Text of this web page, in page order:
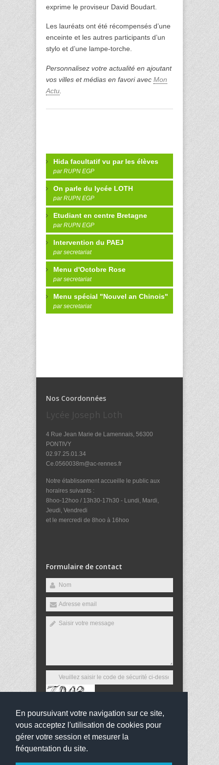
En poursuivant votre navigation sur ce site,
vous acceptez l'utilisation de cookies pour
gérer votre session et mesurer la
fréquentation du site.
exprime le proviseur David Boudart.
Les lauréats ont été récompensés d’une
enceinte et les autres participants d’un
stylo et d’une lampe-torche.
Personnalisez votre actualité en ajoutant
vos villes et médias en favori avec Mon
Actu
Hida facultatif vu par les élèves
par RUPN EGP
On parle du lycée LOTH
par RUPN EGP
Etudiant en centre Bretagne
par RUPN EGP
Intervention du PAEJ
par secretariat
Menu d'Octobre Rose
par secretariat
Menu spécial "Nouvel an Chinois"
par secretariat
Nos Coordonnées
Lycée Joseph Loth
4 Rue Jean Marie de Lamennais, 56300
PONTIVY
02.97.25.01.34
Ce.0560038m@ac-rennes.fr
Notre établissement accueille le public aux
horaires suivants :
8hoo-12hoo / 13h30-17h30 - Lundi, Mardi,
Jeudi, Vendredi
et le mercredi de 8hoo à 16hoo
Formulaire de contact
Envoyer